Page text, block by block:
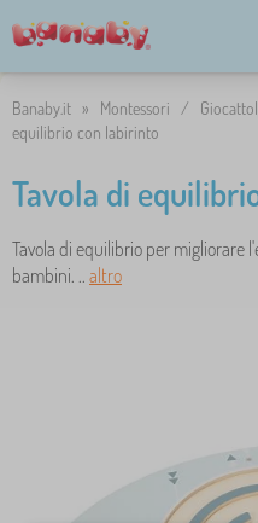
Banaby.it » Montessori /
equilibrio con labirinto
Tavola di
Tavola di equilibrio per migliorare
bambini. .. altro